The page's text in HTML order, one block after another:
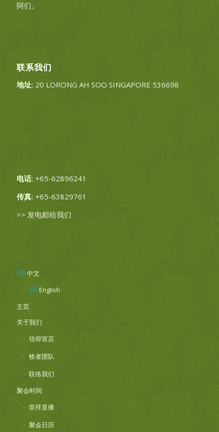
阿们。
联系我们
地址: 20 LORONG AH SOO SINGAPORE 536698
电话: +65-62896241
传真: +65-63829761
>> 发电邮给我们
中文
English
主页
关于我们
信仰宣言
牧者团队
联络我们
聚会时间
崇拜直播
聚会日历